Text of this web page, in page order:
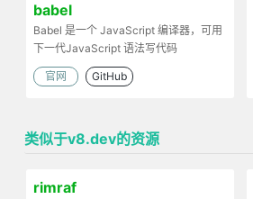
babel
Babel 是一个 JavaScript 编译器，可用
下一代JavaScript 语法写代码
官网 GitHub
类似于v8.dev的资源
rimraf